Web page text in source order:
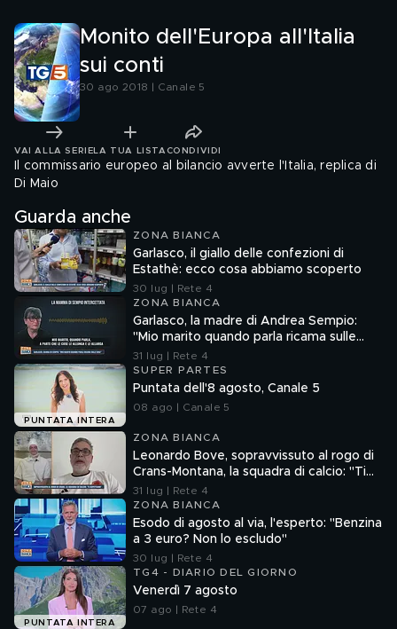
Monito dell'Europa all'Italia
sui conti
30 ago 2018 | Canale 5
VAI ALLA SERIE LA TUA LISTA CONDIVIDI
Il commissario europeo al bilancio avverte l'Italia, replica di
Di Maio
Guarda anche
ZONA BIANCA
Garlasco, il giallo delle confezioni di
Estathè: ecco cosa abbiamo scoperto
30 lug | Rete 4
ZONA BIANCA
Garlasco, la madre di Andrea Sempio:
"Mio marito quando parla ricama sulle
cose"
31 lug | Rete 4
PUNTATA INTERA
SUPER PARTES
Puntata dell'8 agosto, Canale 5
08 ago | Canale 5
ZONA BIANCA
Leonardo Bove, sopravvissuto al rogo di
Crans-Montana, la squadra di calcio: "Ti
aspettiamo"
31 lug | Rete 4
ZONA BIANCA
Esodo di agosto al via, l'esperto: "Benzina
a 3 euro? Non lo escludo"
30 lug | Rete 4
PUNTATA INTERA
TG4 - DIARIO DEL GIORNO
Venerdì 7 agosto
07 ago | Rete 4